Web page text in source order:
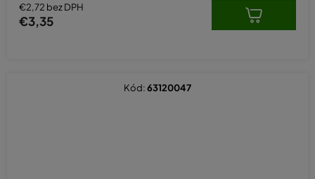
€2,72 bez DPH
€3,35
Kód:63120047